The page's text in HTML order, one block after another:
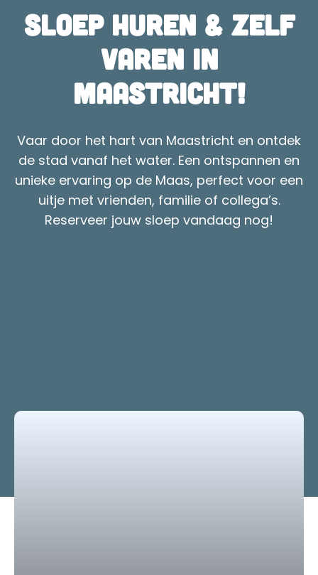
Sloep huren & zelf
varen in
Maastricht!
Vaar door het hart van Maastricht en ontdek
de stad vanaf het water. Een ontspannen en
unieke ervaring op de Maas, perfect voor een
uitje met vrienden, familie of collega’s.
Reserveer jouw sloep vandaag nog!